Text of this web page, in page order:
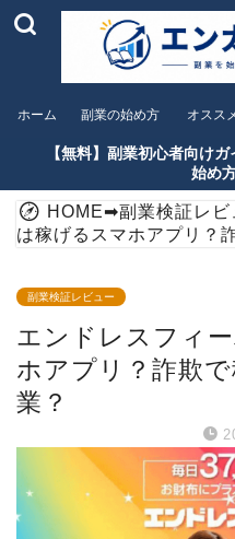
ホーム 副業の始め方 オスス
【無料】副業初心者向け
始め
HOME➡副業検証レビ
は稼げるスマホアプリ？
副業検証レビュー
エンドレスフィ
ホアプリ？詐欺
業？